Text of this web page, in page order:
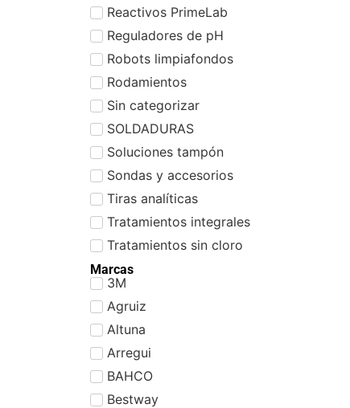
Reactivos PrimeLab
Reguladores de pH
Robots limpiafondos
Rodamientos
Sin categorizar
SOLDADURAS
Soluciones tampón
Sondas y accesorios
Tiras analíticas
Tratamientos integrales
Tratamientos sin cloro
Marcas
3M
Agruiz
Altuna
Arregui
BAHCO
Bestway